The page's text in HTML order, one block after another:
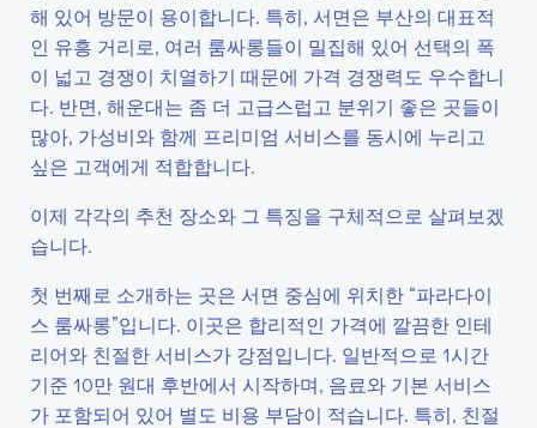
해 있어 방문이 용이합니다. 특히, 서면은 부산의 대표적
인 유흥 거리로, 여러 룸싸롱들이 밀집해 있어 선택의 폭
이 넓고 경쟁이 치열하기 때문에 가격 경쟁력도 우수합니
다. 반면, 해운대는 좀 더 고급스럽고 분위기 좋은 곳들이
많아, 가성비와 함께 프리미엄 서비스를 동시에 누리고
싶은 고객에게 적합합니다.
이제 각각의 추천 장소와 그 특징을 구체적으로 살펴보겠
습니다.
첫 번째로 소개하는 곳은 서면 중심에 위치한 “파라다이
스 룸싸롱”입니다. 이곳은 합리적인 가격에 깔끔한 인테
리어와 친절한 서비스가 강점입니다. 일반적으로 1시간
기준 10만 원대 후반에서 시작하며, 음료와 기본 서비스
가 포함되어 있어 별도 비용 부담이 적습니다. 특히, 친절